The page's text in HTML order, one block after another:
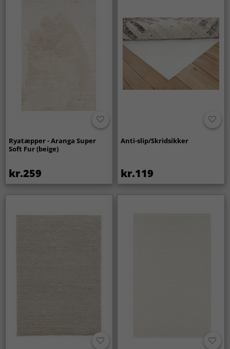
Ryatæpper - Aranga Super
Soft Fur (beige)
kr.259
Anti-slip/Skridsikker
kr.119